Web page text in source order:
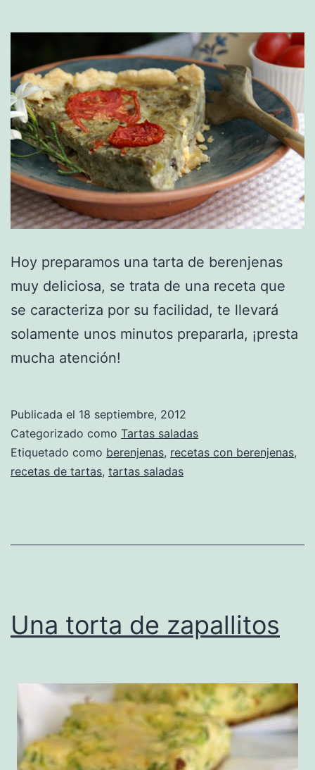
Hoy preparamos una tarta de berenjenas
muy deliciosa, se trata de una receta que
se caracteriza por su facilidad, te llevará
solamente unos minutos prepararla, ¡presta
mucha atención!
Publicada el 18 septiembre, 2012
Categorizado como Tartas saladas
Etiquetado como berenjenas, recetas con berenjenas,
recetas de tartas, tartas saladas
Una torta de zapallitos